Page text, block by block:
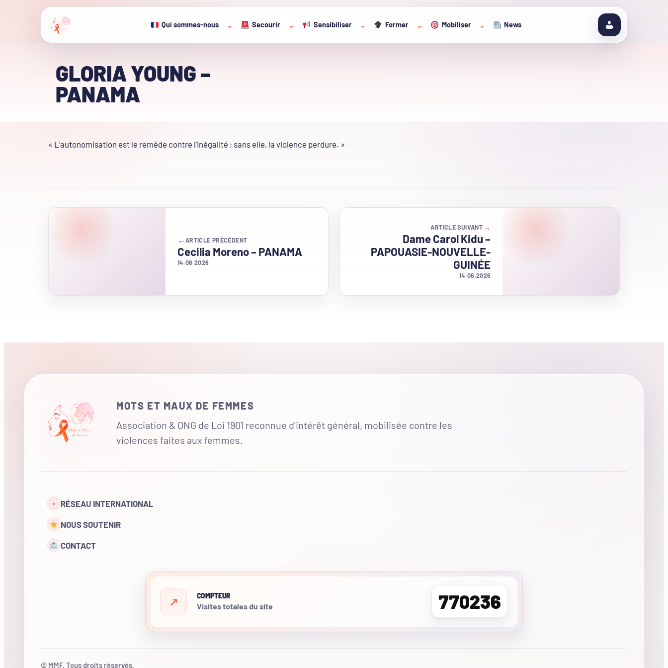
Qui sommes-nous ⌄ Secourir ⌄ Sensibiliser ⌄ Former ⌄ Mobiliser ⌄ News
GLORIA YOUNG –
PANAMA
« L’autonomisation est le remède contre l’inégalité ; sans elle, la violence perdure. »
← ARTICLE PRÉCÉDENT
Cecilia Moreno – PANAMA
14.06.2026
→
ARTICLE SUIVANT
Dame Carol Kidu –
PAPOUASIE-NOUVELLE-
GUINÉE
14.06.2026
MOTS ET MAUX DE FEMMES
Association & ONG de Loi 1901 reconnue d'intérêt général, mobilisée contre les
violences faites aux femmes.
• RÉSEAU INTERNATIONAL
NOUS SOUTENIR
CONTACT
COMPTEUR
Visites totales du site 770236
© MMF. Tous droits réservés.